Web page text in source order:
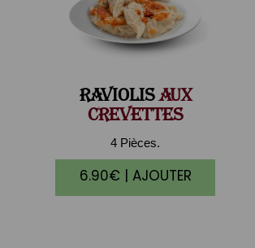
RAVIOLISAUX
CREVETTES
4 Pièces.
6.90€ | AJOUTER